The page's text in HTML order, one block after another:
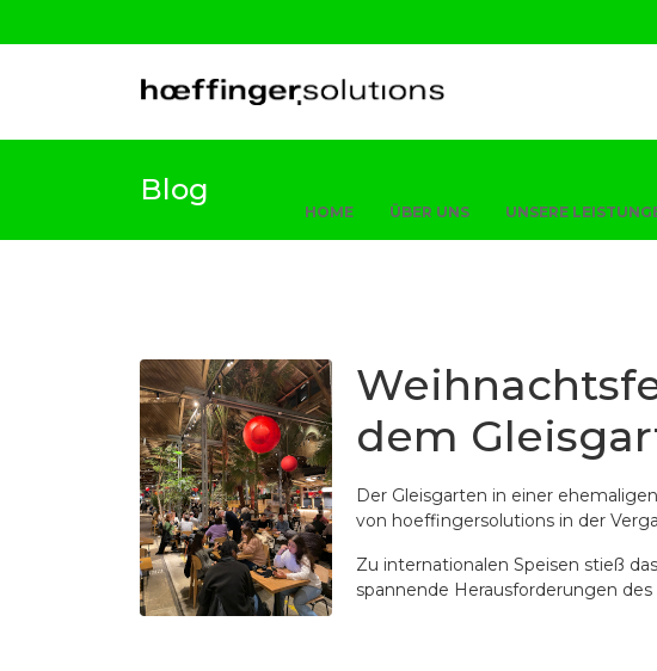
HOME ÜBER UNS UNSERE
Blog
dem
Der Gleisgarten in einer
von hoeffingersolutions in der
Zu internationalen Speisen stieß
spannende Herausforderungen des